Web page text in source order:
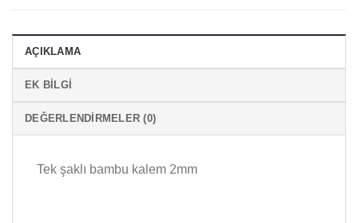
AÇIKLAMA
EK BILGI
DEĞERLENDIRMELER (0)
Tek şaklı bambu kalem 2mm